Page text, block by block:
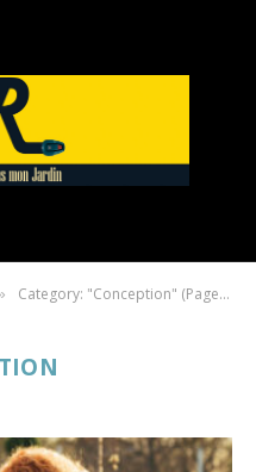
Category: "Conception" (Page 2)